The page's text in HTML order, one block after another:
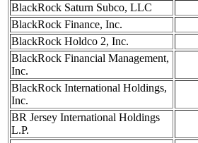
BlackRock Saturn Subco, LLC
BlackRock Finance, Inc.
BlackRock Holdco 2, Inc.
BlackRock Financial Management,
Inc.
BlackRock International Holdings,
Inc.
BR Jersey International Holdings
L.P.